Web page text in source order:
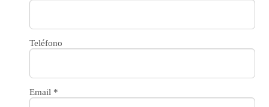
Teléfono
Email *